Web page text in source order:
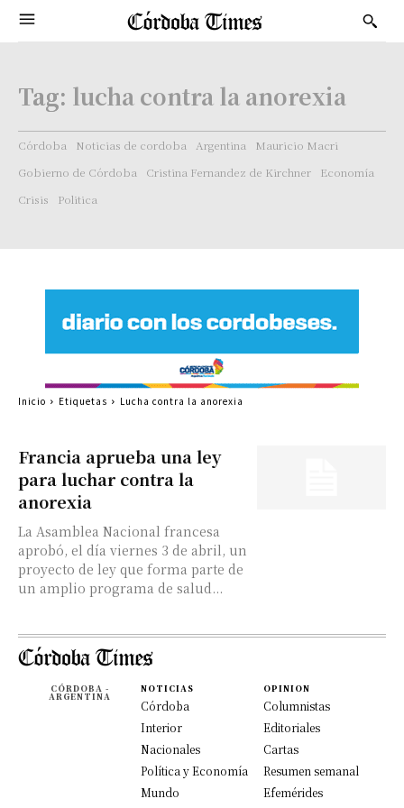
Tag: lucha contra la anorexia
Córdoba Noticias de cordoba Argentina
Mauricio Macri
Gobierno de Córdoba
Cristina Fernandez de Kirchner
Economía
Crisis
Politica
Francia aprueba una ley
para luchar contra la
anorexia
La Asamblea Nacional francesa
aprobó, el día viernes 3 de abril, un
proyecto de ley que forma parte de
un amplio programa de salud...
Inicio Etiquetas Lucha contra la anorexia
CÓRDOBA -
ARGENTINA
NOTICIAS
Córdoba
Interior
Nacionales
Política y Economía
Mundo
OPINION
Columnistas
Editoriales
Cartas
Resumen semanal
Efemérides